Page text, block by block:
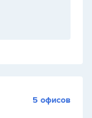
5 офисов